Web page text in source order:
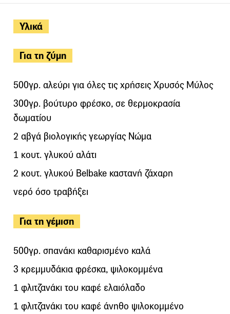
Υλικά
Για τη ζύμη
500γρ. αλεύρι για όλες τις χρήσεις Χρυσός Μύλος
300γρ. βούτυρο φρέσκο, σε θερμοκρασία
δωματίου
2 αβγά βιολογικής γεωργίας Νώμα
1 κουτ. γλυκού αλάτι
2 κουτ. γλυκού Belbake καστανή ζάχαρη
νερό όσο τραβήξει
Για τη γέμιση
500γρ. σπανάκι καθαρισμένο καλά
3 κρεμμυδάκια φρέσκα, ψιλοκομμένα
1 φλιτζανάκι του καφέ ελαιόλαδο
1 φλιτζανάκι του καφέ άνηθο ψιλοκομμένο